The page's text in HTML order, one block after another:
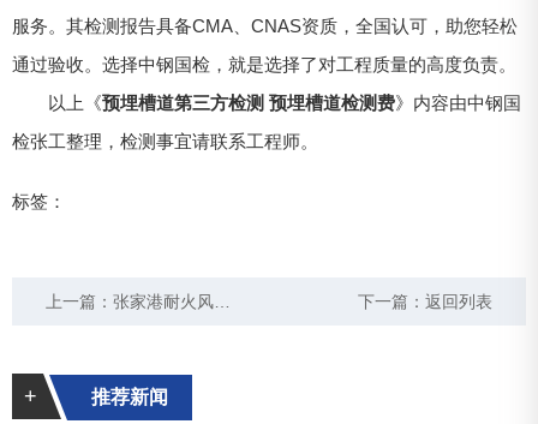
服务。其检测报告具备CMA、CNAS资质，全国认可，助您轻松
通过验收。选择中钢国检，就是选择了对工程质量的高度负责。
以上《预埋槽道第三方检测 预埋槽道检测费》内容由中钢国
检张工整理，检测事宜请联系工程师。
标签：
上一篇：张家港耐火风管检测机构 下一篇： 返回列表
+ 推荐新闻